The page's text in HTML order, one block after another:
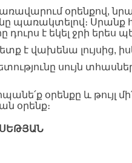
օրենքով,
պառակտելով։ Սրանք
դուրս է եկել ջրի
է վախենա լույսից,
սույն
օրենքը և թույլ
օրենք։